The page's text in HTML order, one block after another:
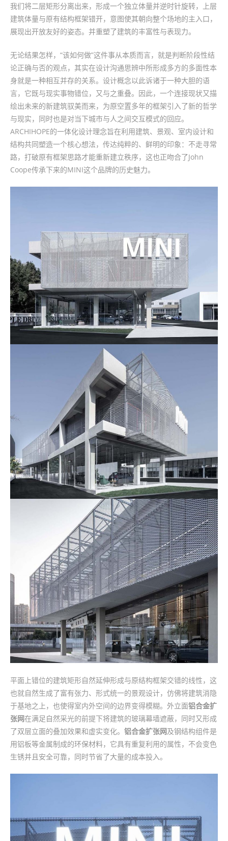
我们将二层矩形分离出来，形成一个独立体量并逆时针旋转，上层
建筑体量与原有结构框架错开，意图使其朝向整个场地的主入口，
展现出开放友好的姿态。并重塑了建筑的丰富性与表现力。
无论结果怎样，“该如何做”这件事从本质而言，就是判断阶段性结
论正确与否的观点，其实在设计沟通思辨中所形成多方的多面性本
身就是一种相互并存的关系。设计概念以此诉诸于一种大胆的语
言，它既与现实事物错位，又与之重叠。因此，一个连接现状又描
绘出未来的新建筑驭美而来，为原空置多年的框架引入了新的哲学
与现实，同时也是对当下城市与人之间交互模式的回应。
ARCHIHOPE的一体化设计理念旨在利用建筑、景观、室内设计和
结构共同塑造一个核心想法，传达纯粹的、鲜明的印象：不走寻常
路，打破原有框架思路才能重新建立秩序，这也正吻合了John
Coope传承下来的MINI这个品牌的历史魅力。
平面上错位的建筑矩形自然延伸形成与原结构框架交错的线性，这
也就自然生成了富有张力、形式统一的景观设计，仿佛将建筑消隐
于基地之上，也使得室内外空间的边界变得模糊。外立面铝合金扩
张网在满足自然采光的前提下将建筑的玻璃幕墙遮蔽，同时又形成
了双层立面的叠加效果和虚实变化。 铝合金扩张网及钢结构组件是
用铝板等金属制成的环保材料，它具有重复利用的属性，不会变色
生锈并且安全可靠，同时节省了大量的成本投入。